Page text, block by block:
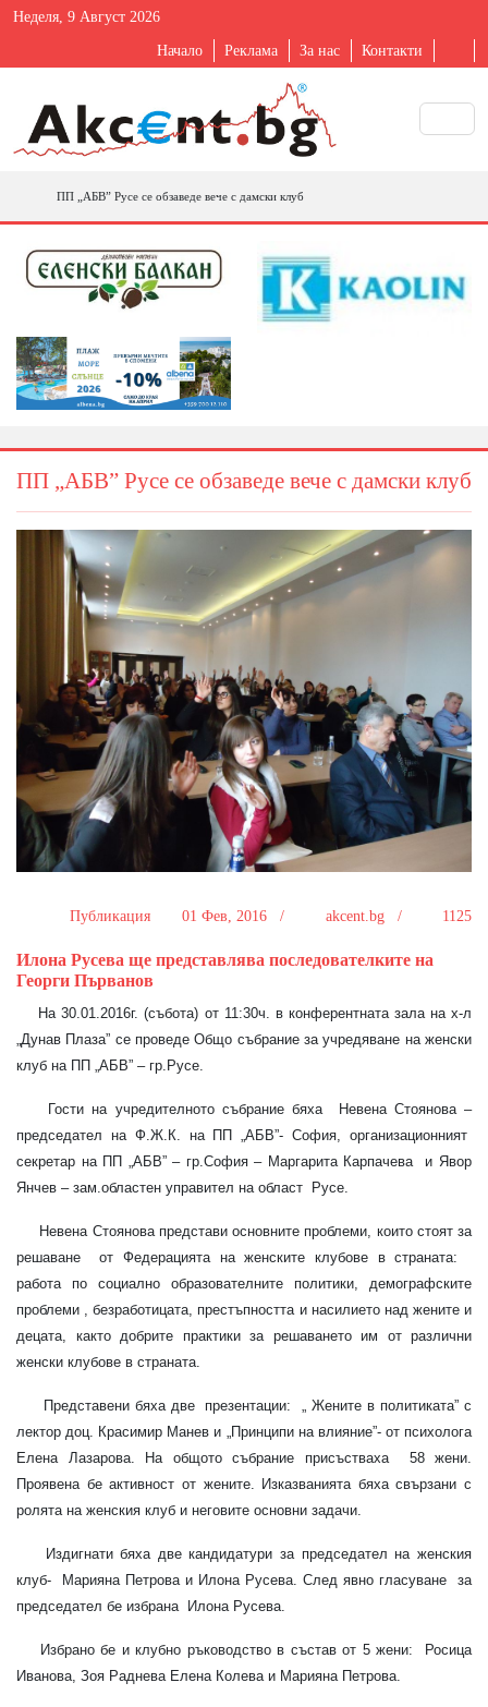
Неделя, 9 Август 2026
Начало Реклама За нас Контакти
ПП „АБВ” Русе се обзаведе вече с дамски клуб
ПП „АБВ” Русе се обзаведе вече с дамски клуб
Публикация 01 Фев, 2016 / akcent.bg / 1125
Илона Русева ще представлява последователките на
Георги Първанов
На 30.01.2016г. (събота) от 11:30ч. в конферентната зала на х-л
„Дунав Плаза” се проведе Общо събрание за учредяване на женски
клуб на ПП „АБВ” – гр.Русе.
Гости на учредителното събрание бяха Невена Стоянова –
председател на Ф.Ж.К. на ПП „АБВ”- София, организационният
секретар на ПП „АБВ” – гр.София – Маргарита Карпачева и Явор
Янчев – зам.областен управител на област Русе.
Невена Стоянова представи основните проблеми, които стоят за
решаване от Федерацията на женските клубове в страната:
работа по социално образователните политики, демографските
проблеми , безработицата, престъпността и насилието над жените и
децата, както добрите практики за решаването им от различни
женски клубове в страната.
Представени бяха две презентации: „ Жените в политиката” с
лектор доц. Красимир Манев и „Принципи на влияние”- от психолога
Елена Лазарова. На общото събрание присъстваха 58 жени.
Проявена бе активност от жените. Изказванията бяха свързани с
ролята на женския клуб и неговите основни задачи.
Издигнати бяха две кандидатури за председател на женския
клуб- Марияна Петрова и Илона Русева. След явно гласуване за
председател бе избрана Илона Русева.
Избрано бе и клубно ръководство в състав от 5 жени: Росица
Иванова, Зоя Раднева Елена Колева и Марияна Петрова.